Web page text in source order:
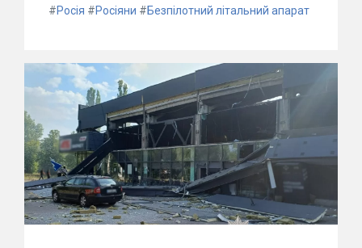
#Росія #Росіяни #Безпілотний літальний апарат